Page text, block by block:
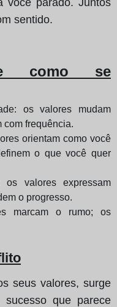
sentido.
e como se
os valores mudam
com frequência.
orientam como você
o que você quer
os valores expressam
o progresso.
marcam o rumo; os
seus valores, surge
sucesso que parece